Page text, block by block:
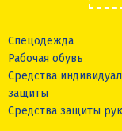
Спецодежда
Рабочая обувь
Средства
защиты
Средства защиты рук